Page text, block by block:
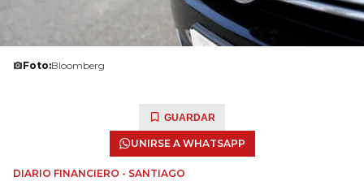
Foto:Bloomberg
GUARDAR
UNIRSE A WHATSAPP
DIARIO FINANCIERO - SANTIAGO